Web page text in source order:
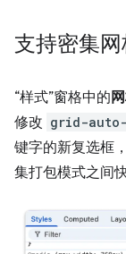
支持密集
“样式”窗格中的
修改 grid-
键字的新复选框
集打包模式之间